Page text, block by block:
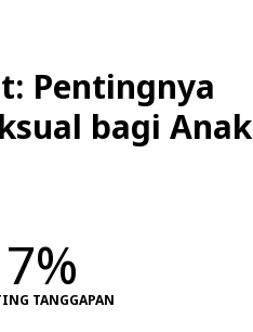
Pentingnya
bagi Anak
TANGGAPAN